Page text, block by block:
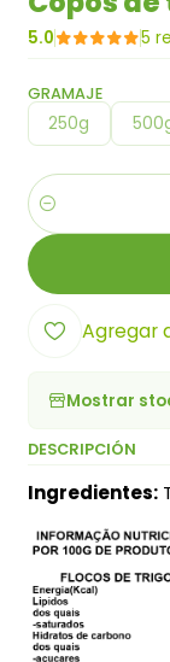
5.0 5
GRAMAJE
250g
Cantidad
Agregar
Mostrar
DESCRIPCIÓN
Ingredientes: